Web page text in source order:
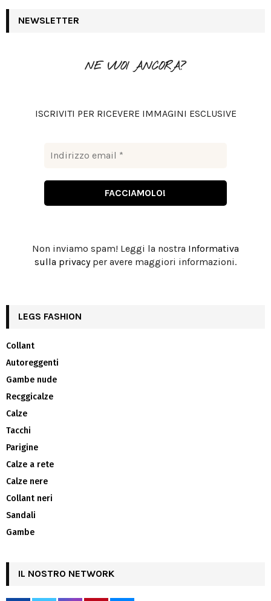
h
NEWSLETTER
NE VUOI ANCORA?
ISCRIVITI PER RICEVERE IMMAGINI ESCLUSIVE
Non inviamo spam! Leggi la nostra Informativa
sulla privacyper avere maggiori informazioni.
LEGS FASHION
Collant
Autoreggenti
Gambe nude
Recggicalze
Calze
Tacchi
Parigine
Calze a rete
Calze nere
Collant neri
Sandali
Gambe
IL NOSTRO NETWORK